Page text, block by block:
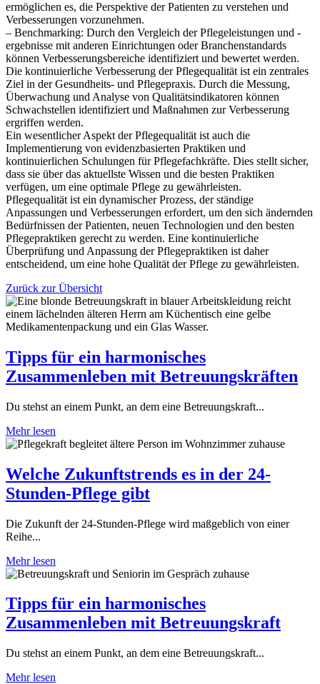
ermöglichen es, die Perspektive der Patienten zu verstehen und
Verbesserungen vorzunehmen.
– Benchmarking: Durch den Vergleich der Pflegeleistungen und -
ergebnisse mit anderen Einrichtungen oder Branchenstandards
können Verbesserungsbereiche identifiziert und bewertet werden.
Die kontinuierliche Verbesserung der Pflegequalität ist ein zentrales
Ziel in der Gesundheits- und Pflegepraxis. Durch die Messung,
Überwachung und Analyse von Qualitätsindikatoren können
Schwachstellen identifiziert und Maßnahmen zur Verbesserung
ergriffen werden.
Ein wesentlicher Aspekt der Pflegequalität ist auch die
Implementierung von evidenzbasierten Praktiken und
kontinuierlichen Schulungen für Pflegefachkräfte. Dies stellt sicher,
dass sie über das aktuellste Wissen und die besten Praktiken
verfügen, um eine optimale Pflege zu gewährleisten.
Pflegequalität ist ein dynamischer Prozess, der ständige
Anpassungen und Verbesserungen erfordert, um den sich ändernden
Bedürfnissen der Patienten, neuen Technologien und den besten
Pflegepraktiken gerecht zu werden. Eine kontinuierliche
Überprüfung und Anpassung der Pflegepraktiken ist daher
entscheidend, um eine hohe Qualität der Pflege zu gewährleisten.
Zurück zur Übersicht
Tipps für ein harmonisches
Zusammenleben mit Betreuungskräften
Du stehst an einem Punkt, an dem eine Betreuungskraft...
Mehr lesen
Welche Zukunftstrends es in der 24-
Stunden-Pflege gibt
Die Zukunft der 24-Stunden-Pflege wird maßgeblich von einer
Reihe...
Mehr lesen
Tipps für ein harmonisches
Zusammenleben mit Betreuungskraft
Du stehst an einem Punkt, an dem eine Betreuungskraft...
Mehr lesen